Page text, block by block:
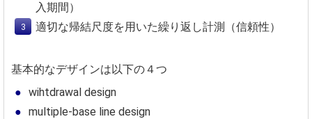
入期間）
適切な帰結尺度を用いた繰り返し計測（信頼性）
基本的なデザインは以下の４つ
wihtdrawal design
multiple-base line design